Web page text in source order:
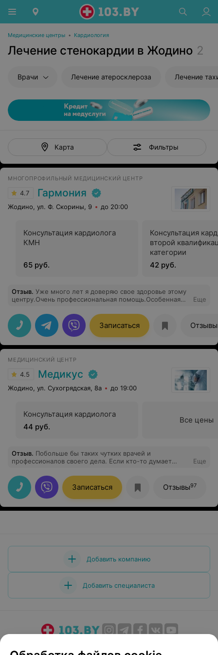
Медицинские центры • Кардиология
Лечение стенокардии в Жодино 2
Врачи Лечение атеросклероза Лечение
Карта Фильтры
МНОГОПРОФИЛЬНЫЙ МЕДИЦИНСКИЙ ЦЕНТР
4.7 Гармония
Жодино, ул. Ф. Скорины, 9 до 20:00
Консультация кардиолога
КМН
65 руб.
Консультация
второй
категории
42 руб.
Отзыв. Уже много лет я доверяю свое здоровье этому
центру.Очень профессиональная помощь.Особенная
Новиковой Татьяне Владимировне.И всем работникам
центра.Вы-лучшие!
Еще
Записаться Отзывы
МЕДИЦИНСКИЙ ЦЕНТР
4.5 Медикус
Жодино, ул. Сухогрядская, 8а до 19:00
Консультация кардиолога
44 руб.
Все цены
Отзыв. Побольше бы таких чутких врачей и
профессионалов своего дела. Если кто-то думает
записаться. Все классно, высший уровень!
Еще
Записаться Отзывы97
Добавить компанию
Добавить специалиста